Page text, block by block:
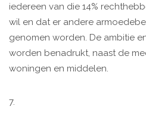
iedereen van die 14%
wil en dat er andere
genomen worden. De ambitie
worden benadrukt, naast de
woningen en middelen.
7.